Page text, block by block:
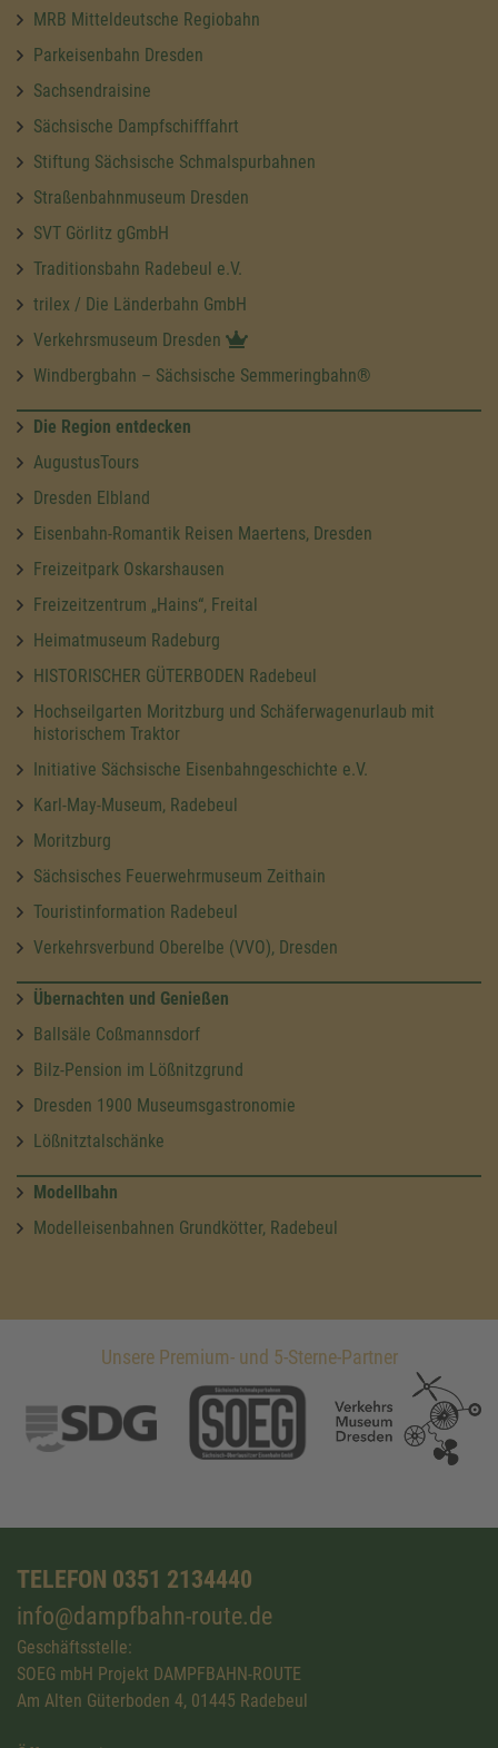
MRB Mitteldeutsche Regiobahn
Parkeisenbahn Dresden
Sachsendraisine
Sächsische Dampfschifffahrt
Stiftung Sächsische Schmalspurbahnen
Straßenbahnmuseum Dresden
SVT Görlitz gGmbH
Traditionsbahn Radebeul e.V.
trilex / Die Länderbahn GmbH
Verkehrsmuseum Dresden
Windbergbahn – Sächsische Semmeringbahn®
Die Region entdecken
AugustusTours
Dresden Elbland
Eisenbahn-Romantik Reisen Maertens, Dresden
Freizeitpark Oskarshausen
Freizeitzentrum „Hains“, Freital
Heimatmuseum Radeburg
HISTORISCHER GÜTERBODEN Radebeul
Hochseilgarten Moritzburg und Schäferwagenurlaub mit
historischem Traktor
Initiative Sächsische Eisenbahngeschichte e.V.
Karl-May-Museum, Radebeul
Moritzburg
Sächsisches Feuerwehrmuseum Zeithain
Touristinformation Radebeul
Verkehrsverbund Oberelbe (VVO), Dresden
Übernachten und Genießen
Ballsäle Coßmannsdorf
Bilz-Pension im Lößnitzgrund
Dresden 1900 Museumsgastronomie
Lößnitztalschänke
Modellbahn
Modelleisenbahnen Grundkötter, Radebeul
Unsere Premium- und 5-Sterne-Partner
TELEFON 0351 2134440
info@dampfbahn-route.de
Geschäftsstelle:
SOEG mbH Projekt DAMPFBAHN-ROUTE
Am Alten Güterboden 4, 01445 Radebeul